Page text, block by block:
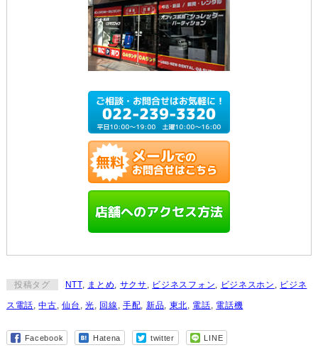
投稿タグ NTT, まとめ, サクサ, ビジネスフォン, ビジネスホン , ビジネ
ス電話,中古,仙台 ,光, 回線 ,手配, 新品, 東北, 電話, 電話機
Facebook Hatena twitter LINE